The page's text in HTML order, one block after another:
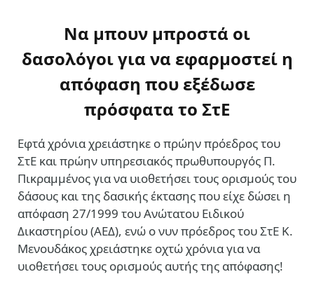
Να μπουν μπροστά οι
δασολόγοι για να εφαρμοστεί η
απόφαση που εξέδωσε
πρόσφατα το ΣτΕ
Εφτά χρόνια χρειάστηκε ο πρώην πρόεδρος του
ΣτΕ και πρώην υπηρεσιακός πρωθυπουργός Π.
Πικραμμένος για να υιοθετήσει τους ορισμούς του
δάσους και της δασικής έκτασης που είχε δώσει η
απόφαση 27/1999 του Ανώτατου Ειδικού
Δικαστηρίου (ΑΕΔ), ενώ ο νυν πρόεδρος του ΣτΕ Κ.
Μενουδάκος χρειάστηκε οχτώ χρόνια για να
υιοθετήσει τους ορισμούς αυτής της απόφασης!